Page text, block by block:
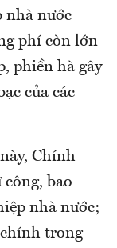
nhà nước
phí còn lớn
phiền hà gây
của các
Chính
công, bao
nhà nước;
trong